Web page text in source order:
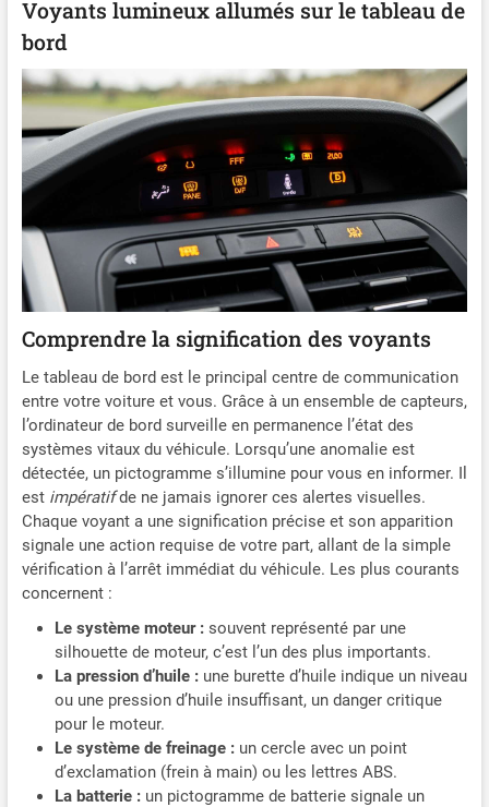
Voyants lumineux allumés sur le tableau de
bord
Comprendre la signification des voyants
Le tableau de bord est le principal centre de communication
entre votre voiture et vous. Grâce à un ensemble de capteurs,
l’ordinateur de bord surveille en permanence l’état des
systèmes vitaux du véhicule. Lorsqu’une anomalie est
détectée, un pictogramme s’illumine pour vous en informer. Il
est impératifde ne jamais ignorer ces alertes visuelles.
Chaque voyant a une signification précise et son apparition
signale une action requise de votre part, allant de la simple
vérification à l’arrêt immédiat du véhicule. Les plus courants
concernent :
Le système moteur :souvent représenté par une
silhouette de moteur, c’est l’un des plus importants.
La pression d’huile :une burette d’huile indique un niveau
ou une pression d’huile insuffisant, un danger critique
pour le moteur.
Le système de freinage :un cercle avec un point
d’exclamation (frein à main) ou les lettres ABS.
La batterie :un pictogramme de batterie signale un